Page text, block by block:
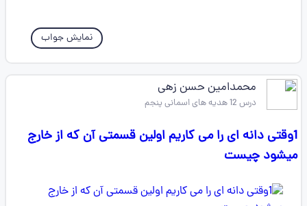
نمایش جواب
محمدامین حسن زهی
درس 12 هدیه های اسمانی پنجم
1وقتی دانه ای را می کاریم اولین قسمتی آن که از خارج
میشود چیست